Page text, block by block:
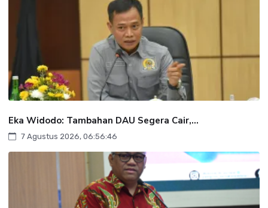
Eka Widodo: Tambahan DAU Segera Cair,...
7 Agustus 2026, 06:56:46